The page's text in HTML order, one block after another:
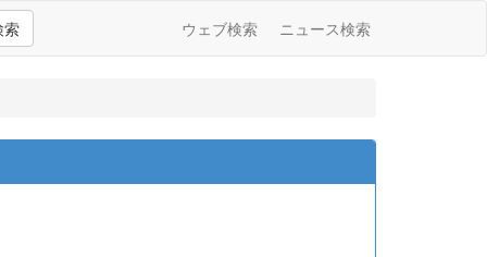
索 ウェブ検索 ニュース検索